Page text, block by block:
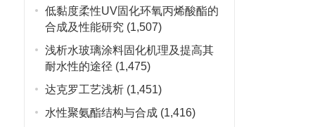
低黏度柔性UV固化环氧丙烯酸酯的
合成及性能研究 (1,507)
浅析水玻璃涂料固化机理及提高其
耐水性的途径 (1,475)
达克罗工艺浅析 (1,451)
水性聚氨酯结构与合成 (1,416)